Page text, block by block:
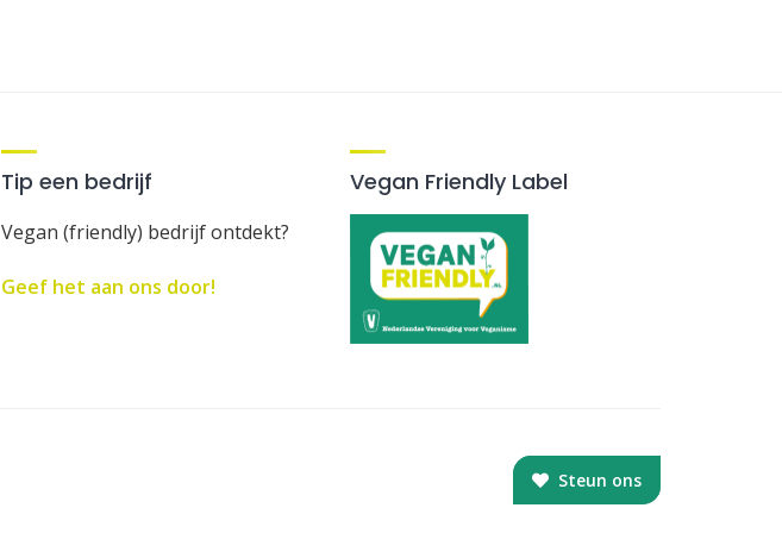
Tip een bedrijf
Vegan (friendly) bedrijf ontdekt?
Geef het aan ons door!
Vegan Friendly Label
Steun ons